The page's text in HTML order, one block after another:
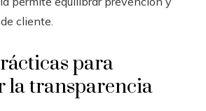
cliente.
para
la transparencia